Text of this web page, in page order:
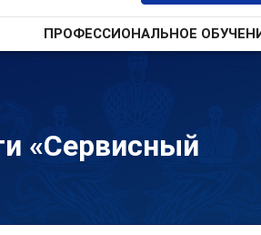
ПРОФЕССИОНАЛЬНОЕ
«Сервисный